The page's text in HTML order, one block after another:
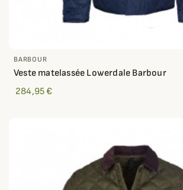
BARBOUR
Veste matelassée Lowerdale Barbour
284,95 €